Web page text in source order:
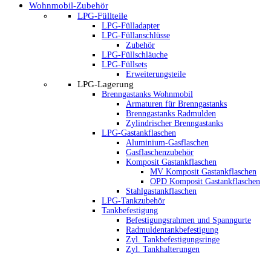
Wohnmobil-Zubehör
LPG-Füllteile
LPG-Fülladapter
LPG-Füllanschlüsse
Zubehör
LPG-Füllschläuche
LPG-Füllsets
Erweiterungsteile
LPG-Lagerung
Brenngastanks Wohnmobil
Armaturen für Brenngastanks
Brenngastanks Radmulden
Zylindrischer Brenngastanks
LPG-Gastankflaschen
Aluminium-Gasflaschen
Gasflaschenzubehör
Komposit Gastankflaschen
MV Komposit Gastankflaschen
OPD Komposit Gastankflaschen
Stahlgastankflaschen
LPG-Tankzubehör
Tankbefestigung
Befestigungsrahmen und Spanngurte
Radmuldentankbefestigung
Zyl. Tankbefestigungsringe
Zyl. Tankhalterungen